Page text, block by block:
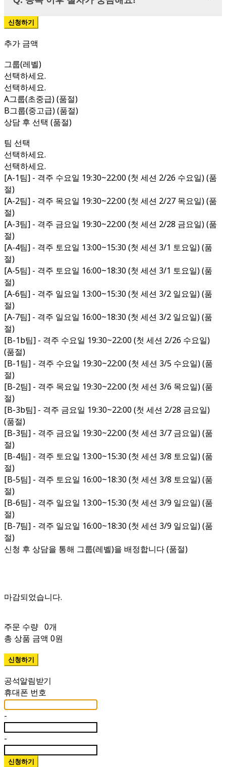
추가 금액
그룹(레벨)
선택하세요.
선택하세요.
A그룹(초중급) (품절)
B그룹(중고급) (품절)
상담 후 선택 (품절)
팀 선택
선택하세요.
선택하세요.
[A-1팀] - 격주 수요일 19:30~22:00 (첫 세션 2/26 수요일) (품
절)
[A-2팀] - 격주 목요일 19:30~22:00 (첫 세션 2/27 목요일) (품
절)
[A-3팀] - 격주 금요일 19:30~22:00 (첫 세션 2/28 금요일) (품
절)
[A-4팀] - 격주 토요일 13:00~15:30 (첫 세션 3/1 토요일) (품
절)
[A-5팀] - 격주 토요일 16:00~18:30 (첫 세션 3/1 토요일) (품
절)
[A-6팀] - 격주 일요일 13:00~15:30 (첫 세션 3/2 일요일) (품
절)
[A-7팀] - 격주 일요일 16:00~18:30 (첫 세션 3/2 일요일) (품
절)
[B-1b팀] - 격주 수요일 19:30~22:00 (첫 세션 2/26 수요일)
(품절)
[B-1팀] - 격주 수요일 19:30~22:00 (첫 세션 3/5 수요일) (품
절)
[B-2팀] - 격주 목요일 19:30~22:00 (첫 세션 3/6 목요일) (품
절)
[B-3b팀] - 격주 금요일 19:30~22:00 (첫 세션 2/28 금요일)
(품절)
[B-3팀] - 격주 금요일 19:30~22:00 (첫 세션 3/7 금요일) (품
절)
[B-4팀] - 격주 토요일 13:00~15:30 (첫 세션 3/8 토요일) (품
절)
[B-5팀] - 격주 토요일 16:00~18:30 (첫 세션 3/8 토요일) (품
절)
[B-6팀] - 격주 일요일 13:00~15:30 (첫 세션 3/9 일요일) (품
절)
[B-7팀] - 격주 일요일 16:00~18:30 (첫 세션 3/9 일요일) (품
절)
신청 후 상담을 통해 그룹(레벨)을 배정합니다 (품절)
주문 수량 0개
총 상품 금액 0원
휴대폰 번호
-
-
신청하기